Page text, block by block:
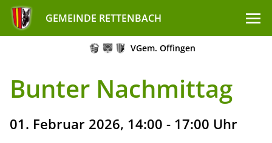
GEMEINDE RETTENBACH
VGem. Offingen
Bunter Nachmittag
01. Februar 2026, 14:00 - 17:00 Uhr